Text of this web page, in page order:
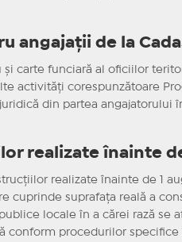
angajații de la
şi carte funciară al oficiilor
activităţi corespunzătoare
din partea angajatorului
realizate înainte de
realizate înainte de 1
cuprinde suprafaţa reală a
locale în a cărei rază se
conform procedurilor